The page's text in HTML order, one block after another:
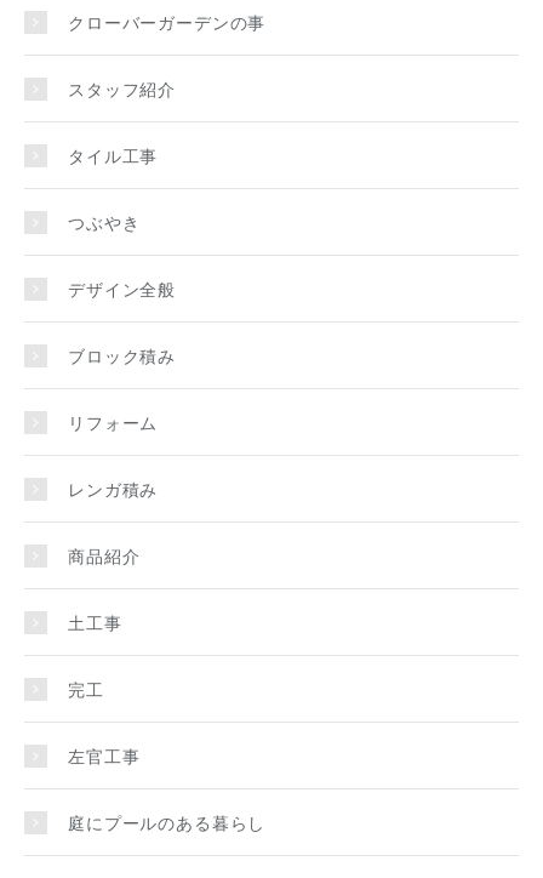
クローバーガーデンの事
スタッフ紹介
タイル工事
つぶやき
デザイン全般
ブロック積み
リフォーム
レンガ積み
商品紹介
土工事
完工
左官工事
庭にプールのある暮らし